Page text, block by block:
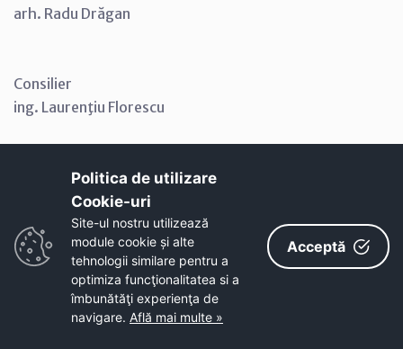
arh. Radu Drăgan
Consilier
ing. Laurenţiu Florescu
VIZA JURIDICĂ
Politica de utilizare
Cookie-uri‎
Site-ul nostru utilizează
module cookie și alte
tehnologii similare pentru a
optimiza funcţionalitatea si a
îmbunătăţi experienţa de
navigare. Află mai multe »
Acceptă